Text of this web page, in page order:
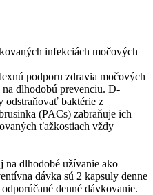
infekciách močových
podporu zdravia močových
dlhodobú prevenciu. D-
odstraňovať baktérie z
(PACs) zabraňuje ich
ťažkostiach vždy
na dlhodobé užívanie ako
dávka sú 2 kapsuly denne
denné dávkovanie.